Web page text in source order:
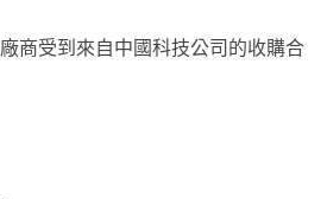
商受到來自中國科技公司的收購合